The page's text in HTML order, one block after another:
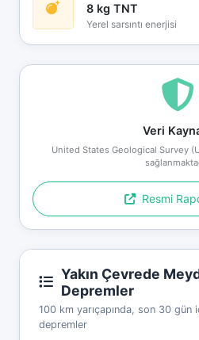
8 kg TNT
Yerel sarsıntı enerjisi
Veri
United States Geological Survey
Resmi
Yakın Çevrede
Depremler
100 km yarıçapında, son 30 gün
depremler